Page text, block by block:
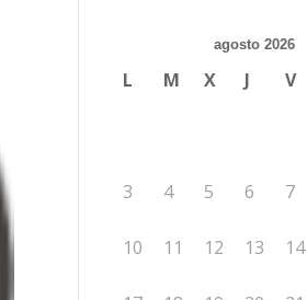
agosto 2026
L M X J V
3 4 5 6 7
10 11 12 13 14